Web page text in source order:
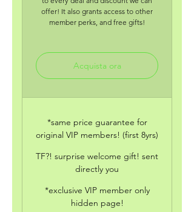
offer! It also grants access to other
member perks, and free gifts!
Acquista ora
*same price guarantee for
original VIP members! (first 8yrs)
TF?! surprise welcome gift! sent
directly you
*exclusive VIP member only
hidden page!